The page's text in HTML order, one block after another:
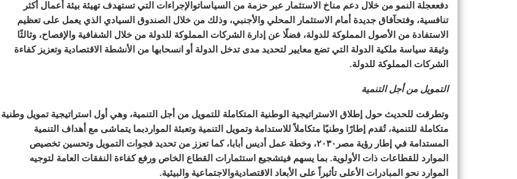
دفععجلة النمو من خلال دعم مناخ الاستثمار عبر حزمة من السياساتوالإجراءات التي تستهدف تهيئة بيئة أعمال أكثر
تنافسية، وفتحآفاق جديدة أمام الاستثمار المحلي والأجنبي، وذلك من خلال الصندوق السيادي الذي يعمل على تعظيم
الاستفادة من الأصول المملوكة للدولة، فضلًا عن إدارة الشركات المملوكة للدولة من خلال الشفافية والإفصاح، وثالثًا
وثيقة سياسة ملكية الدولة التي تضع معايير لتحديد مدى تدخل الدولة أو انسحابها من الأنشطة الاقتصادية وتعزيز كفاءة
الشركات المملوكة للدولة.
التمويل من أجل التنمية
وتطرقت للحديث حول إطلاق الاستراتيجية الوطنية المتكاملة للتمويل من أجل التنمية، وهي أول استراتيجية تمويل وطنية
متكاملة للتنمية، تُقدم إطارًا وطنيًا متكاملاً للاستدامة وتمويل التنمية وتعبئة المواردبما يتماشى مع أهداف التنمية
المستدامة في إطار رؤية مصر٢٠٣٠، وخطة عمل أديس أبابا، كما تعزز من تحديد فجوات التمويل وتحسين تخصيص
الموارد للقطاعات ذات الأولوية. بما يسهم فيتشجيع استثمارات القطاع الخاص ورفع كفاءة النفقات العامة لتوجيه
الموارد نحو المبادرات الأعلى تأثيراً على الأبعاد الاقتصاديةوالاجتماعية والبيئية.